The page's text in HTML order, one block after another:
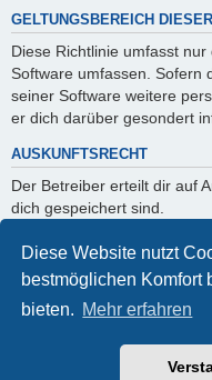
Diese Website nutzt
bestmöglichen Komfort
bieten. Mehr erfahren
GELTUNGSBEREICH
Diese Richtlinie umfasst
Software umfassen. Sofern
seiner Software weitere
er dich darüber gesondert
AUSKUNFTSRECHT
Der Betreiber erteilt dir auf
dich gespeichert sind.
Du kannst jederzeit die
verlangen. Kontaktiere
Powered byphpBB